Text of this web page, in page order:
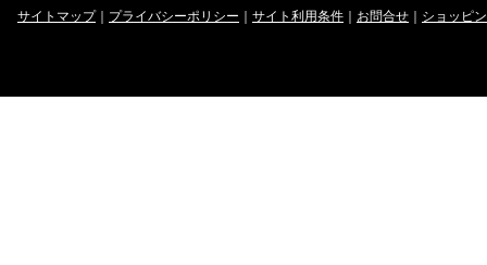
サイトマップ｜ プライバシーポリシー サイト利用条件 お問合せ ショッピ